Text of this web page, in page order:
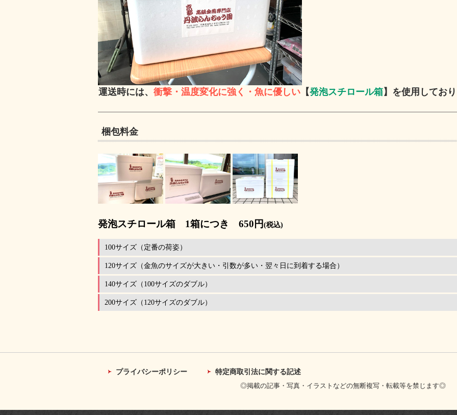
運送時には、衝撃・温度変化に強く・魚に優しい 【発泡スチロール箱】を使用してお
梱包料金
発泡スチロール箱 1箱につき 650円 (税込)
100サイズ（定番の荷姿）
120サイズ（金魚のサイズが大きい・引数が多い・翌々日に到着する場合）
140サイズ（100サイズのダブル）
200サイズ（120サイズのダブル）
プライバシーポリシー
特定商取引法に関する記述
◎掲載の記事・写真・イラストなどの無断複写・転載等を禁じます◎